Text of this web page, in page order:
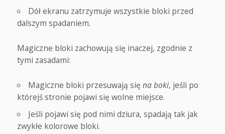
Dół ekranu zatrzymuje wszystkie bloki przed
dalszym spadaniem.
Magiczne bloki zachowują się inaczej, zgodnie z
tymi zasadami:
Magiczne bloki przesuwają sięna boki, jeśli po
którejś stronie pojawi się wolne miejsce.
Jeśli pojawi się pod nimi dziura, spadają tak jak
zwykłe kolorowe bloki.